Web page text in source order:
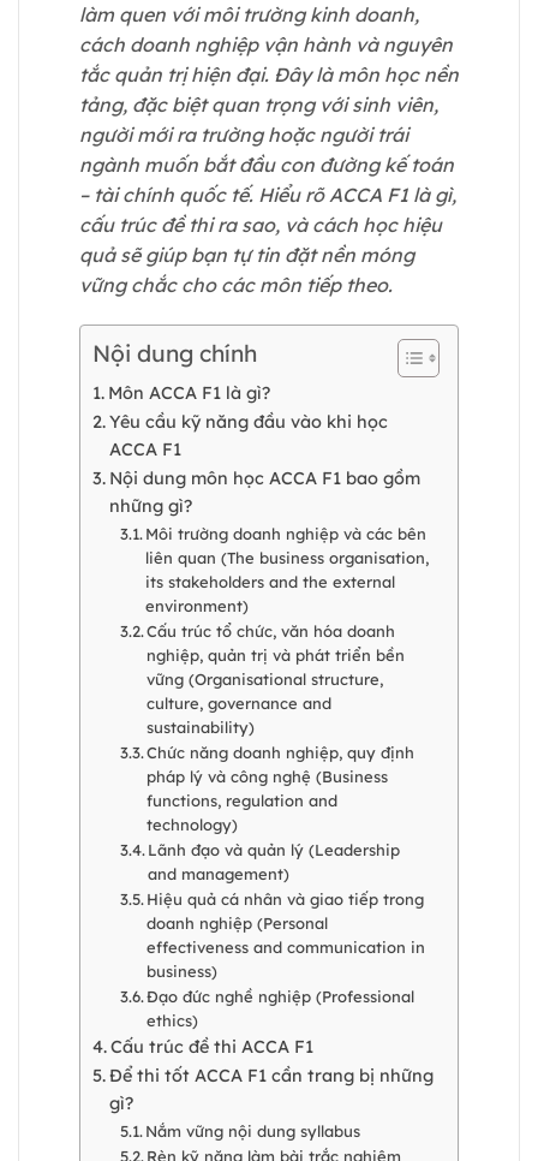
làm quen với môi trường kinh doanh,
cách doanh nghiệp vận hành và nguyên
tắc quản trị hiện đại. Đây là môn học nền
tảng, đặc biệt quan trọng với sinh viên,
người mới ra trường hoặc người trái
ngành muốn bắt đầu con đường kế toán
– tài chính quốc tế. Hiểu rõ ACCA F1 là gì,
cấu trúc đề thi ra sao, và cách học hiệu
quả sẽ giúp bạn tự tin đặt nền móng
vững chắc cho các môn tiếp theo.
Nội dung chính
Môn ACCA F1 là gì?
Yêu cầu kỹ năng đầu vào khi học
ACCA F1
Nội dung môn học ACCA F1 bao gồm
những gì?
Môi trường doanh nghiệp và các bên
liên quan (The business organisation,
its stakeholders and the external
environment)
Cấu trúc tổ chức, văn hóa doanh
nghiệp, quản trị và phát triển bền
vững (Organisational structure,
culture, governance and
sustainability)
Chức năng doanh nghiệp, quy định
pháp lý và công nghệ (Business
functions, regulation and
technology)
Lãnh đạo và quản lý (Leadership
and management)
Hiệu quả cá nhân và giao tiếp trong
doanh nghiệp (Personal
effectiveness and communication in
business)
Đạo đức nghề nghiệp (Professional
ethics)
Cấu trúc đề thi ACCA F1
Để thi tốt ACCA F1 cần trang bị những
gì?
Nắm vững nội dung syllabus
Rèn kỹ năng làm bài trắc nghiệm